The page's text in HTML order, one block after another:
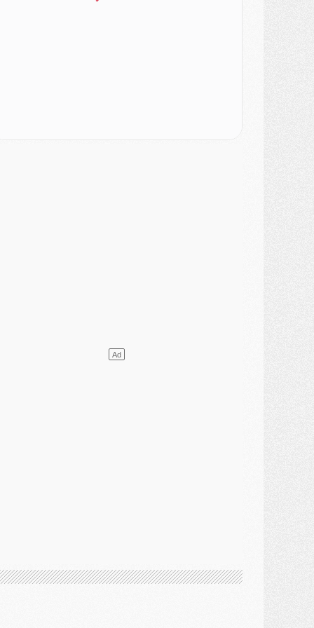
- Le PSG et le Barça ont rendez-vous pour Ferran Torres
- Le PSG plutôt que la FIFA pour Al-Khelaïfi, poussé par l'UEFA ?